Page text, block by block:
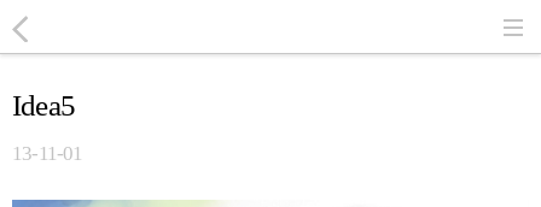
Idea5
13-11-01